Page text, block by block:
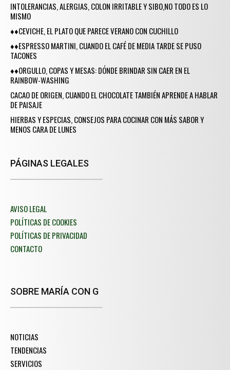
INTOLERANCIAS, ALERGIAS, COLON IRRITABLE Y SIBO,NO TODO ES LO
MISMO
♦♦CEVICHE, EL PLATO QUE PARECE VERANO CON CUCHILLO
♦♦ESPRESSO MARTINI, CUANDO EL CAFÉ DE MEDIA TARDE SE PUSO
TACONES
♦♦ORGULLO, COPAS Y MESAS: DÓNDE BRINDAR SIN CAER EN EL
RAINBOW-WASHING
CACAO DE ORIGEN, CUANDO EL CHOCOLATE TAMBIÉN APRENDE A HABLAR
DE PAISAJE
HIERBAS Y ESPECIAS, CONSEJOS PARA COCINAR CON MÁS SABOR Y
MENOS CARA DE LUNES
PÁGINAS LEGALES
AVISO LEGAL
POLÍTICAS DE COOKIES
POLÍTICAS DE PRIVACIDAD
CONTACTO
SOBRE MARÍA CON G
NOTICIAS
TENDENCIAS
SERVICIOS